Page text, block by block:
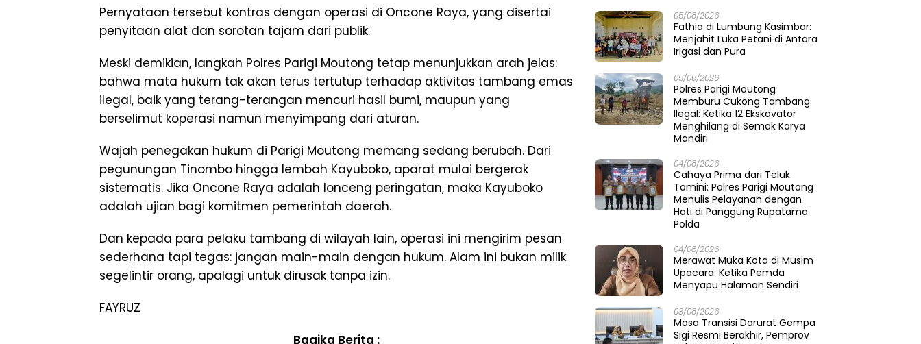
Pernyataan tersebut kontras dengan operasi di Oncone Raya, yang disertai
penyitaan alat dan sorotan tajam dari publik.
Meski demikian, langkah Polres Parigi Moutong tetap menunjukkan arah jelas:
bahwa mata hukum tak akan terus tertutup terhadap aktivitas tambang emas
ilegal, baik yang terang-terangan mencuri hasil bumi, maupun yang
berselimut koperasi namun menyimpang dari aturan.
Wajah penegakan hukum di Parigi Moutong memang sedang berubah. Dari
pegunungan Tinombo hingga lembah Kayuboko, aparat mulai bergerak
sistematis. Jika Oncone Raya adalah lonceng peringatan, maka Kayuboko
adalah ujian bagi komitmen pemerintah daerah.
Dan kepada para pelaku tambang di wilayah lain, operasi ini mengirim pesan
sederhana tapi tegas: jangan main-main dengan hukum. Alam ini bukan milik
segelintir orang, apalagi untuk dirusak tanpa izin.
FAYRUZ
Bagika Berita :
05/08/2026
Fathia di Lumbung Kasimbar:
Menjahit Luka Petani di Antara
Irigasi dan Pura
05/08/2026
Polres Parigi Moutong
Memburu Cukong Tambang
Ilegal: Ketika 12 Ekskavator
Menghilang di Semak Karya
Mandiri
04/08/2026
Cahaya Prima dari Teluk
Tomini: Polres Parigi Moutong
Menulis Pelayanan dengan
Hati di Panggung Rupatama
Polda
04/08/2026
Merawat Muka Kota di Musim
Upacara: Ketika Pemda
Menyapu Halaman Sendiri
03/08/2026
Masa Transisi Darurat Gempa
Sigi Resmi Berakhir, Pemprov